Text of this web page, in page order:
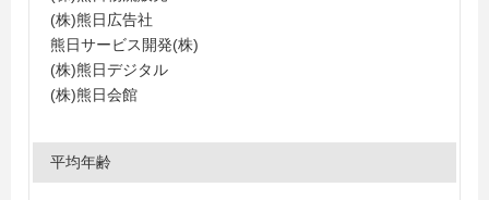
(株)熊日広告社
熊日サービス開発(株)
(株)熊日デジタル
(株)熊日会館
平均年齢